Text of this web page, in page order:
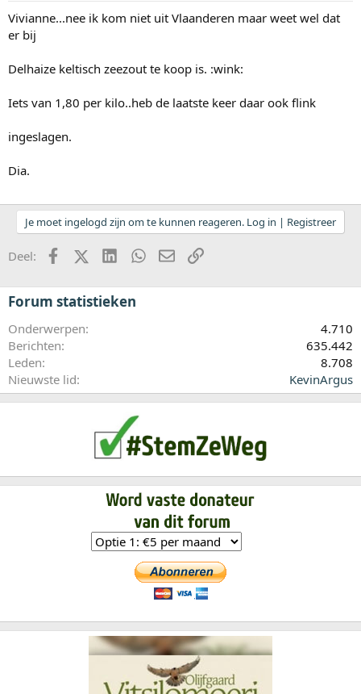
Vivianne...nee ik kom niet uit Vlaanderen maar weet wel dat
er bij
Delhaize keltisch zeezout te koop is. :wink:
Iets van 1,80 per kilo..heb de laatste keer daar ook flink
ingeslagen.
Dia.
Je moet ingelogd zijn om te kunnen reageren. Log in | Registreer
Deel: FacebookX (Twitter)LinkedInWhatsApp
E-mailkoppeling
Forum statistieken
Onderwerpen
4.710
Berichten
635.442
Leden
8.708
Nieuwste lid
KevinArgus